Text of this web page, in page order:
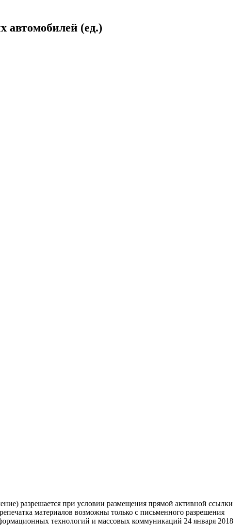
автомобилей (ед.)
разрешается при условии размещения прямой активной ссылки
материалов возможны только с письменного разрешения
технологий и массовых коммуникаций 24 января 2018